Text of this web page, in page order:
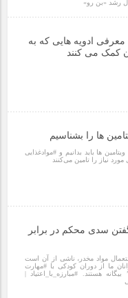
فنی‌وحرفه‌ای؛ بازدید
در شرکت پارس خودرو
در نمازخانه فاطمیه
گل کوچک جهان شرکت
رشد «بن رو»
معرفی ادویه هایی که به
کمک می کنند
ها را بشناسیم
ها باید بدانیم و #موادغذایی
نیاز را تامین می‌کنند
سدی محکم در برابر
مواد مخدر، ناشی از آن است
ما از دوران کودکی با #مهارت
هستند. #مبارزه_با_اعتیاد |